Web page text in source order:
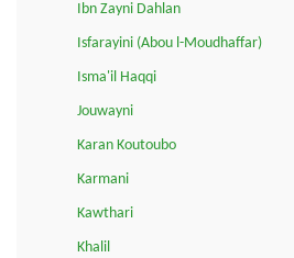
Ibn Zayni Dahlan
Isfarayini (Abou l-Moudhaffar)
Isma'il Haqqi
Jouwayni
Karan Koutoubo
Karmani
Kawthari
Khalil